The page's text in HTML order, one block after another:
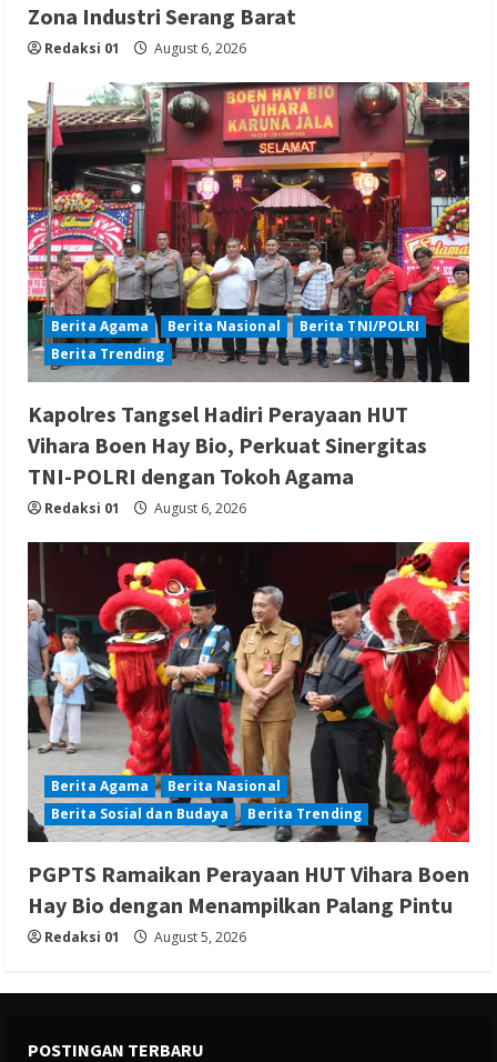
Zona Industri Serang Barat
Redaksi 01 August 6, 2026
Berita Agama Berita Nasional
Berita TNI/POLRI
Berita Trending
Kapolres Tangsel Hadiri Perayaan HUT
Vihara Boen Hay Bio, Perkuat Sinergitas
TNI-POLRI dengan Tokoh Agama
Redaksi 01 August 6, 2026
Berita Agama
Berita Nasional
Berita Sosial dan Budaya
Berita Trending
PGPTS Ramaikan Perayaan HUT Vihara Boen
Hay Bio dengan Menampilkan Palang Pintu
Redaksi 01 August 5, 2026
POSTINGAN TERBARU